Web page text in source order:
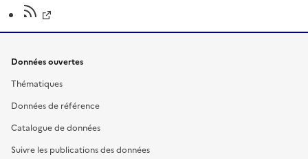
Données ouvertes
Thématiques
Données de référence
Catalogue de données
Suivre les publications des données